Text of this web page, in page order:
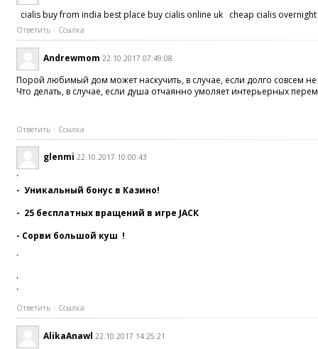
cialis buy from india best place buy cialis online uk cheap cialis
Ответить Ссылка
Andrewmom 22.10.2017 07:49:08
Порой любимый дом может наскучить, в случае, если долго совсем
Что делать, в случае, если душа отчаянно умоляет интерьерных
Ответить Ссылка
glenmi 22.10.2017 10:00:43
`
- Уникальный бонус в Казино!
- 25 бесплатных вращений в игpе JAСК
- Сopви бoльшой куш !
`
`
`
Ответить Ссылка
AlikaAnawl 22.10.2017 14:25:21